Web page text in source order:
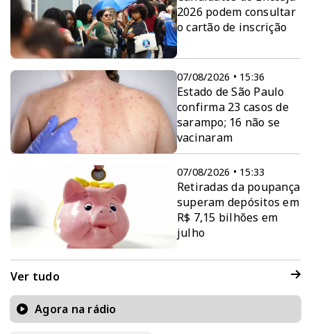
2026 podem consultar
o cartão de inscrição
07/08/2026 • 15:36
Estado de São Paulo
confirma 23 casos de
sarampo; 16 não se
vacinaram
07/08/2026 • 15:33
Retiradas da poupança
superam depósitos em
R$ 7,15 bilhões em
julho
Ver tudo
Agora na rádio